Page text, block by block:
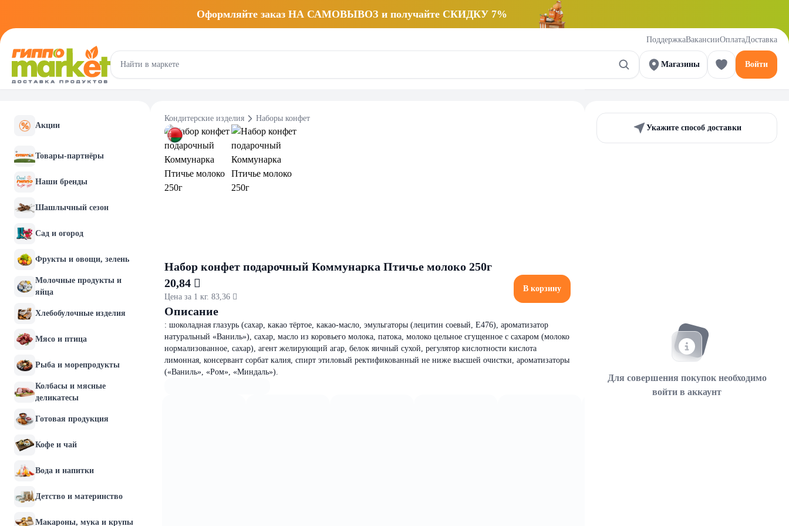
Оформляйте заказ НА САМОВЫВОЗ и получайте СКИДКУ 7%
ПоддержкаВакансииОплатаДоставка
Магазины Войти
Акции
Товары-партнёры
Наши бренды
Шашлычный сезон
Сад и огород
Фрукты и овощи, зелень
Молочные продукты и
яйца
Хлебобулочные изделия
Мясо и птица
Рыба и морепродукты
Колбасы и мясные
деликатесы
Готовая продукция
Кофе и чай
Вода и напитки
Детство и материнство
Макароны, мука и крупы
Кондитерские изделия Наборы конфет
Набор конфет подарочный Коммунарка Птичье молоко 250г
20,84 
Цена за 1 кг. 83,36 
В корзину
Описание
: шоколадная глазурь (сахар, какао тёртое, какао-масло, эмульгаторы (лецитин соевый, Е476), ароматизатор
натуральный «Ваниль»), сахар, масло из коровьего молока, патока, молоко цельное сгущенное с сахаром (молоко
нормализованное, сахар), агент желирующий агар, белок яичный сухой, регулятор кислотности кислота
лимонная, консервант сорбат калия, спирт этиловый ректификованный не ниже высшей очистки, ароматизаторы
(«Ваниль», «Ром», «Миндаль»).
Укажите способ доставки
Для совершения покупок необходимо
войти в аккаунт